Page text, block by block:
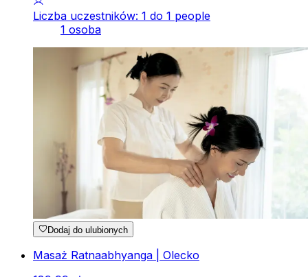
Liczba uczestników: 1 do 1 people
1 osoba
Dodaj do ulubionych
Masaż Ratnaabhyanga | Olecko